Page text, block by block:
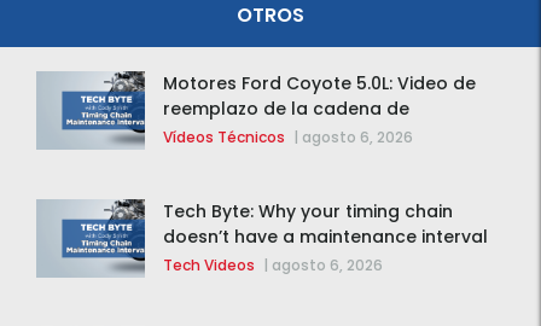
OTROS
Motores Ford Coyote 5.0L: Video de
reemplazo de la cadena de
distribución de la F-150 2015 – 2020
Vídeos Técnicos | agosto 6, 2026
Tech Byte: Why your timing chain
doesn’t have a maintenance interval
Tech Videos | agosto 6, 2026